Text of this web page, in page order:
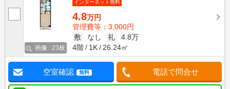
画像 : 23枚
インターネット無料
4.8万円
管理費等：3,000円
敷
なし 礼
4.8万
4階
1K 26.24㎡
空室確認 無料 電話で問合せ